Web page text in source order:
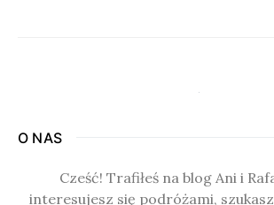
O NAS
Cześć! Trafiłeś na blog Ani i
interesujesz się podróżami,